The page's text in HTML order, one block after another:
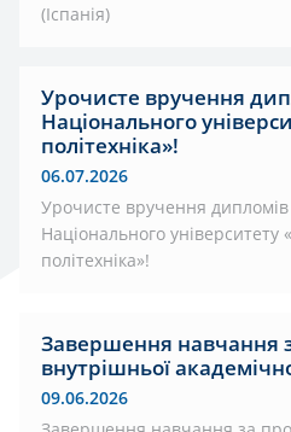
(Іспанія)
Урочисте вручення
Національного
політехніка»!
06.07.2026
Урочисте вручення
Національного університету
політехніка»!
Завершення навчання
внутрішньої
09.06.2026